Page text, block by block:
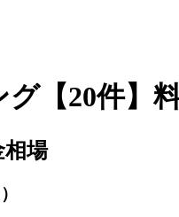
【20件】
場